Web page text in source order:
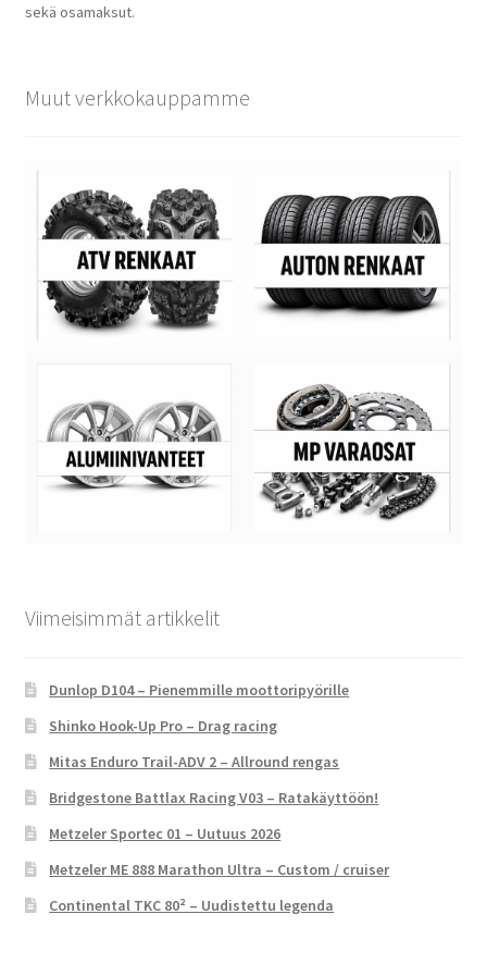
sekä osamaksut.
Muut verkkokauppamme
Viimeisimmät artikkelit
Dunlop D104 – Pienemmille moottoripyörille
Shinko Hook-Up Pro – Drag racing
Mitas Enduro Trail-ADV 2 – Allround rengas
Bridgestone Battlax Racing V03 – Ratakäyttöön!
Metzeler Sportec 01 – Uutuus 2026
Metzeler ME 888 Marathon Ultra – Custom / cruiser
Continental TKC 80² – Uudistettu legenda